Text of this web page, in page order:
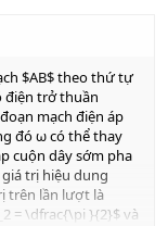
$AB$ theo thứ tự
điện trở thuần
mạch điện áp
đó ω có thể thay
cuộn dây sớm pha
trị hiệu dung
trên lần lượt là
= \dfrac{\pi }{2}$ và